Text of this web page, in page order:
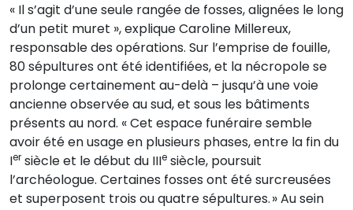
« Il s’agit d’une seule rangée de fosses, alignées le long
d’un petit muret », explique Caroline Millereux,
responsable des opérations. Sur l’emprise de fouille,
80 sépultures ont été identifiées, et la nécropole se
prolonge certainement au-delà – jusqu’à une voie
ancienne observée au sud, et sous les bâtiments
présents au nord. « Cet espace funéraire semble
avoir été en usage en plusieurs phases, entre la fin du
Ier siècle et le début du IIIe siècle, poursuit
l’archéologue. Certaines fosses ont été surcreusées
et superposent trois ou quatre sépultures. » Au sein